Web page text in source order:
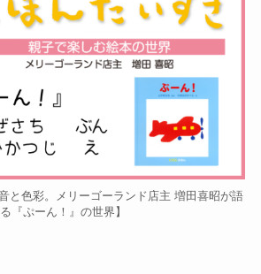
と色彩。メリーゴーランド店主 増田喜昭が語
る『ぷーん！』の世界】